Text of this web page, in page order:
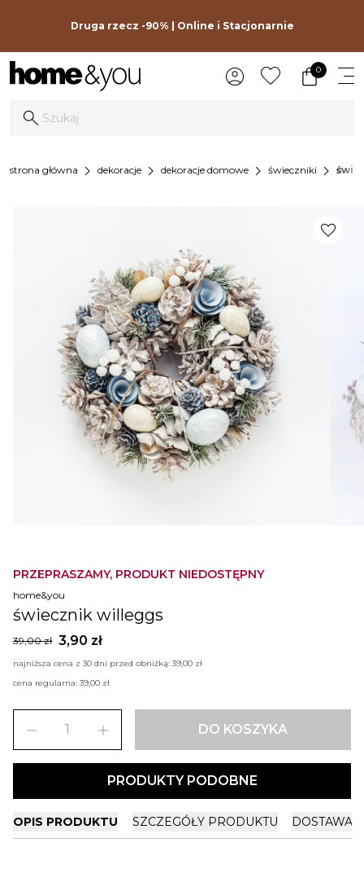
Druga rzecz -90% | Online i Stacjonarnie
0
strona główna chevron_right dekoracje chevron_right dekoracje domowe chevron_right świeczniki chevron_right
PRZEPRASZAMY, PRODUKT NIEDOSTĘPNY
home&you
świecznik willeggs
39,00 zł 3,90 zł
najniższa cena z 30 dni przed obniżką: 39,00 zł
cena regularna: 39,00 zł
remove add DO KOSZYKA
PRODUKTY PODOBNE
favorite
OPIS PRODUKTU SZCZEGÓŁY PRODUKTU DOSTAWA